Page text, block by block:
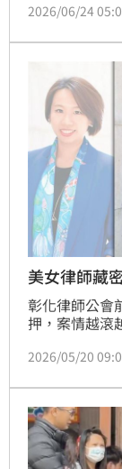
妻二人，認為
查中。
2026/06/24
美女律師藏
彰化律師公會
押，案情越滾
馬廷海有超過
2026/05/20